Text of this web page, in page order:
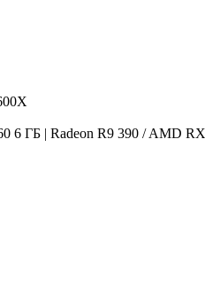
6 ГБ | Radeon R9 390 / AMD